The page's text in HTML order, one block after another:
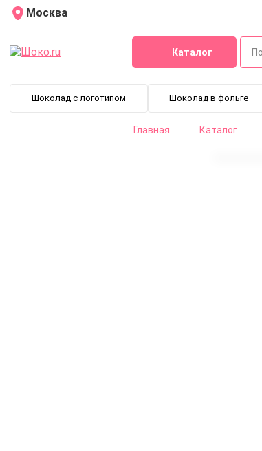
Москва
Каталог
Шоколад с логотипом Шоколад в фольге
Главная Каталог